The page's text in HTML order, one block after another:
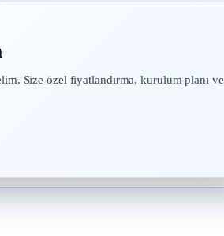
Size özel fiyatlandırma, kurulum planı ve